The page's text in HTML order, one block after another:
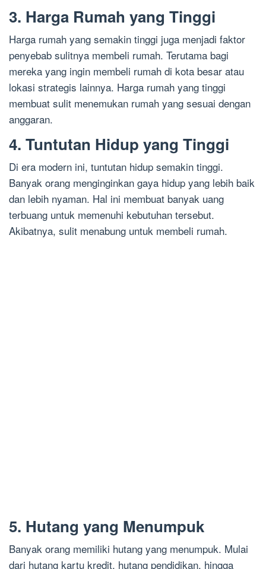
3. Harga Rumah yang Tinggi
Harga rumah yang semakin tinggi juga menjadi faktor
penyebab sulitnya membeli rumah. Terutama bagi
mereka yang ingin membeli rumah di kota besar atau
lokasi strategis lainnya. Harga rumah yang tinggi
membuat sulit menemukan rumah yang sesuai dengan
anggaran.
4. Tuntutan Hidup yang Tinggi
Di era modern ini, tuntutan hidup semakin tinggi.
Banyak orang menginginkan gaya hidup yang lebih baik
dan lebih nyaman. Hal ini membuat banyak uang
terbuang untuk memenuhi kebutuhan tersebut.
Akibatnya, sulit menabung untuk membeli rumah.
5. Hutang yang Menumpuk
Banyak orang memiliki hutang yang menumpuk. Mulai
dari hutang kartu kredit, hutang pendidikan, hingga